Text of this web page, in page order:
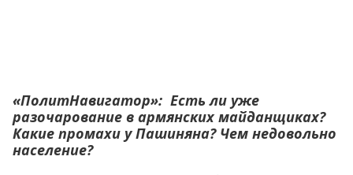
«ПолитНавигатор»: Есть ли уже
разочарование в армянских майданщиках?
Какие промахи у Пашиняна? Чем недовольно
население?